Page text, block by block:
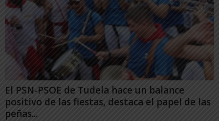
El PSN-PSOE de Tudela hace un balance
positivo de las fiestas, destaca el papel de las
peñas...